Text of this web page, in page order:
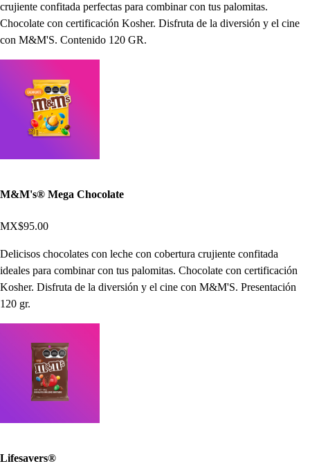
crujiente confitada perfectas para combinar con tus palomitas.
Chocolate con certificación Kosher. Disfruta de la diversión y el cine
con M&M'S. Contenido 120 GR.
M&M's® Mega Chocolate
MX$95.00
Delicisos chocolates con leche con cobertura crujiente confitada
ideales para combinar con tus palomitas. Chocolate con certificación
Kosher. Disfruta de la diversión y el cine con M&M'S. Presentación
120 gr.
Lifesavers®